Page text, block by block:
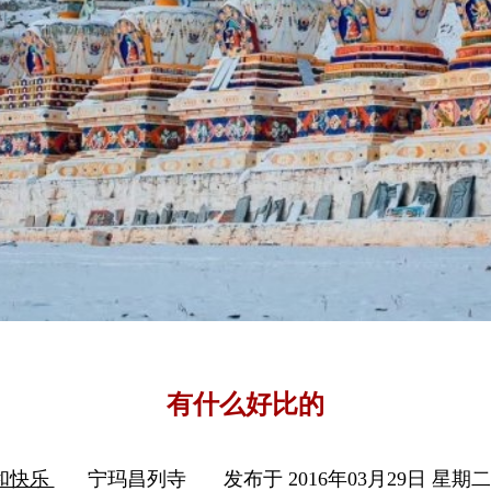
有什么好比的
快乐 宁玛昌列寺 发布于 2016年03月29日 星期